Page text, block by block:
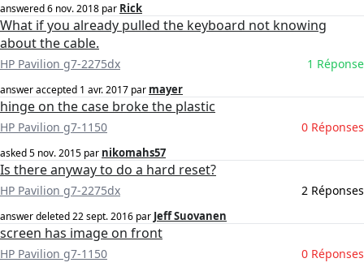
answered6 nov. 2018 par Rick
What if you already pulled the keyboard not knowing
about the cable.
HP Pavilion g7-2275dx 1 Réponse
answer accepted 1 avr. 2017 par mayer
hinge on the case broke the plastic
HP Pavilion g7-1150 0 Réponses
asked5 nov. 2015 par nikomahs57
Is there anyway to do a hard reset?
HP Pavilion g7-2275dx 2 Réponses
answer deleted22 sept. 2016 par Jeff Suovanen
screen has image on front
HP Pavilion g7-1150 0 Réponses